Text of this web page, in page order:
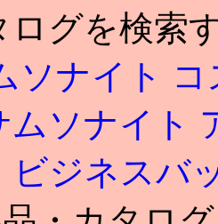
ログを検索
ソナイト
ムソナイト
ビジネスバ